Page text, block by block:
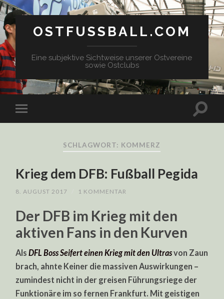
OSTFUSSBALL.COM
Eine subjektive Sichtweise unserer Ostvereine
sowie Ostclubs
SCHLAGWORT: KOMMERZ
Krieg dem DFB: Fußball Pegida
8. AUGUST 2017 1 KOMMENTAR
Der DFB im Krieg mit den
aktiven Fans in den Kurven
AlsDFL Boss Seifert einen Krieg mit den Ultrasvon Zaun
brach, ahnte Keiner die massiven Auswirkungen –
zumindest nicht in der greisen Führungsriege der
Funktionäre im so fernen Frankfurt. Mit geistigen